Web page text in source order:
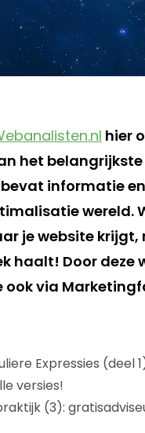
hier
het belangrijkste
informatie
wereld.
je website
haalt! Door
via
Expressies (deel
versies!
(3):